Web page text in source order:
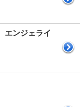
エンジェライ